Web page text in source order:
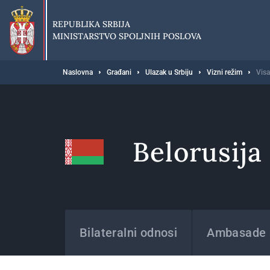
Preskoči
glavni
deo
sadržaja
REPUBLIKA SRBIJA
MINISTARSTVO SPOLJNIH POSLOVA
Breadcrumb
Naslovna Građani Ulazak u Srbiju Vizni režim
Belorusija
Bilateralni odnosi